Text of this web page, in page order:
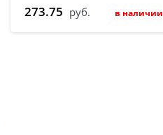
273.75 руб. в наличии